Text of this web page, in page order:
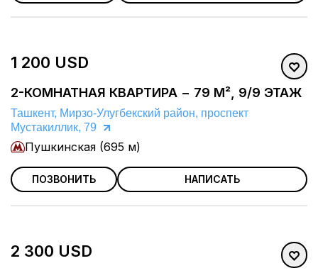
1 200 USD
2-КОМНАТНАЯ КВАРТИРА − 79 М², 9/9 ЭТАЖ
Ташкент, Мирзо-Улугбекский район, проспект
Мустакиллик, 79
Пушкинская (695 м)
ПОЗВОНИТЬ НАПИСАТЬ
2 300 USD